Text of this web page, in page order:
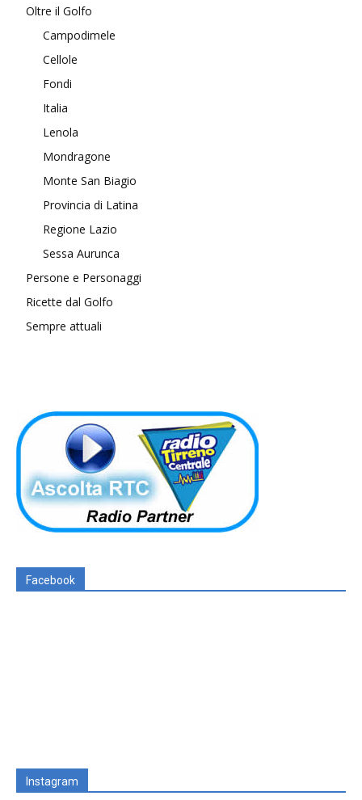
Oltre il Golfo
Campodimele
Cellole
Fondi
Italia
Lenola
Mondragone
Monte San Biagio
Provincia di Latina
Regione Lazio
Sessa Aurunca
Persone e Personaggi
Ricette dal Golfo
Sempre attuali
Facebook
Instagram